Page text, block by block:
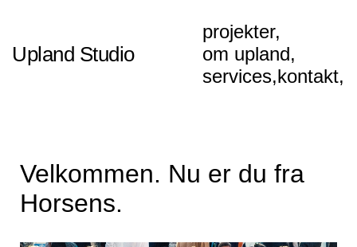
Upland Studio
projekter,
om upland,
services,kontakt,
Velkommen. Nu er du fra
Horsens.